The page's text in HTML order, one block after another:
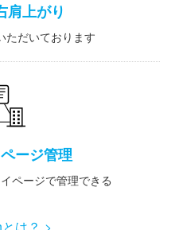
肩上がり
ただいております
ージ管理
ページで管理できる